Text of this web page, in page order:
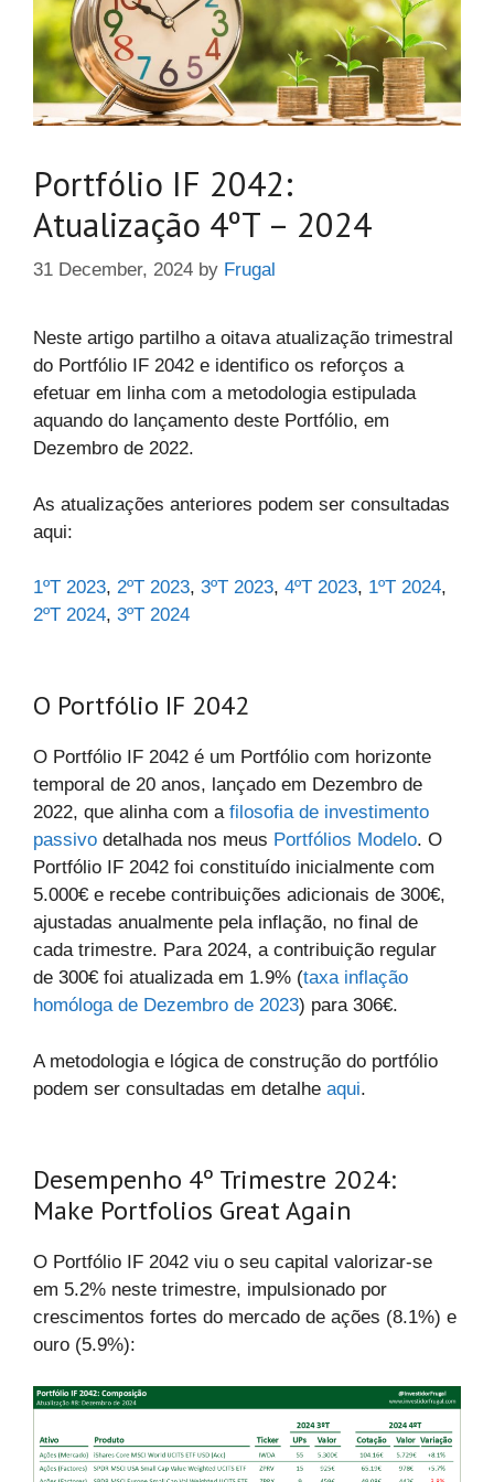
Portfólio IF 2042:
Atualização 4ºT – 2024
31 December, 2024 by Frugal
Neste artigo partilho a oitava atualização trimestral
do Portfólio IF 2042 e identifico os reforços a
efetuar em linha com a metodologia estipulada
aquando do lançamento deste Portfólio, em
Dezembro de 2022.
As atualizações anteriores podem ser consultadas
aqui:
1ºT 2023, 2ºT 2023, 3ºT 2023, 4ºT 2023, 1ºT 2024,
2ºT 2024, 3ºT 2024
O Portfólio IF 2042
O Portfólio IF 2042 é um Portfólio com horizonte
temporal de 20 anos, lançado em Dezembro de
2022, que alinha com a filosofia de investimento
passivo detalhada nos meus Portfólios Modelo. O
Portfólio IF 2042 foi constituído inicialmente com
5.000€ e recebe contribuições adicionais de 300€,
ajustadas anualmente pela inflação, no final de
cada trimestre. Para 2024, a contribuição regular
de 300€ foi atualizada em 1.9% (taxa inflação
homóloga de Dezembro de 2023) para 306€.
A metodologia e lógica de construção do portfólio
podem ser consultadas em detalhe aqui.
Desempenho 4º Trimestre 2024:
Make Portfolios Great Again
O Portfólio IF 2042 viu o seu capital valorizar-se
em 5.2% neste trimestre, impulsionado por
crescimentos fortes do mercado de ações (8.1%) e
ouro (5.9%):